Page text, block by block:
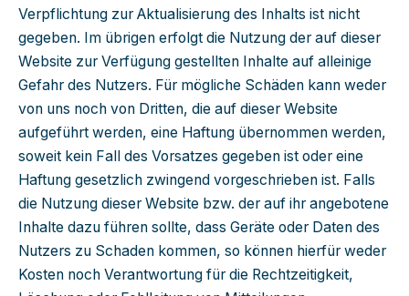
Verpflichtung zur Aktualisierung des Inhalts ist nicht
gegeben. Im übrigen erfolgt die Nutzung der auf dieser
Website zur Verfügung gestellten Inhalte auf alleinige
Gefahr des Nutzers. Für mögliche Schäden kann weder
von uns noch von Dritten, die auf dieser Website
aufgeführt werden, eine Haftung übernommen werden,
soweit kein Fall des Vorsatzes gegeben ist oder eine
Haftung gesetzlich zwingend vorgeschrieben ist. Falls
die Nutzung dieser Website bzw. der auf ihr angebotene
Inhalte dazu führen sollte, dass Geräte oder Daten des
Nutzers zu Schaden kommen, so können hierfür weder
Kosten noch Verantwortung für die Rechtzeitigkeit,